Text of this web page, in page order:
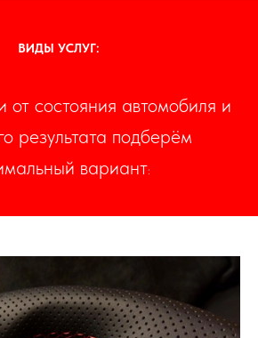
ВИДЫ УСЛУГ:
от состояния автомобиля и
результата подберём
вариант: